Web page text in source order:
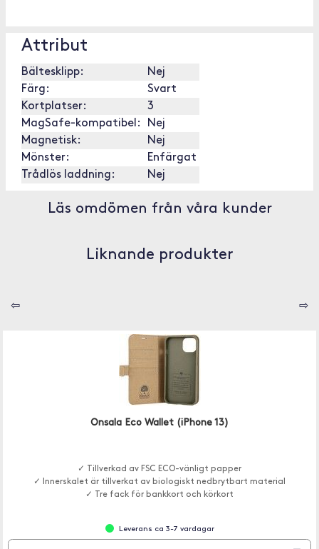
Attribut
Bältesklipp:
Nej
Färg:
Svart
Kortplatser:
3
MagSafe-kompatibel:
Nej
Magnetisk:
Nej
Mönster:
Enfärgat
Trådlös laddning:
Nej
Läs omdömen från våra kunder
Liknande produkter
⇦ ⇨
Onsala Eco Wallet (iPhone 13)
✓ Tillverkad av FSC ECO-vänligt papper
✓ Innerskalet är tillverkat av biologiskt nedbrytbart material
✓ Tre fack för bankkort och körkort
Leverans ca 3-7 vardagar